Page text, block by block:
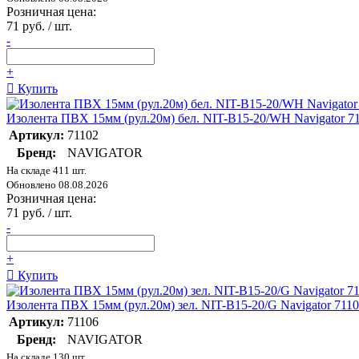
Розничная цена:
71 руб. / шт.
-
+
Купить
Изолента ПВХ 15мм (рул.20м) бел. NIT-B15-20/WH Navigator
Артикул: 71102
Бренд:
NAVIGATOR
На складе 411 шт.
Обновлено 08.08.2026
Розничная цена:
71 руб. / шт.
-
+
Купить
Изолента ПВХ 15мм (рул.20м) зел. NIT-B15-20/G Navigator
Артикул: 71106
Бренд:
NAVIGATOR